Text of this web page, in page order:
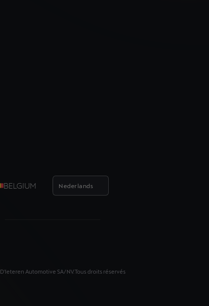
BELGIUM Nederlands
D'Ieteren Automotive SA/NV.Tous droits réservés